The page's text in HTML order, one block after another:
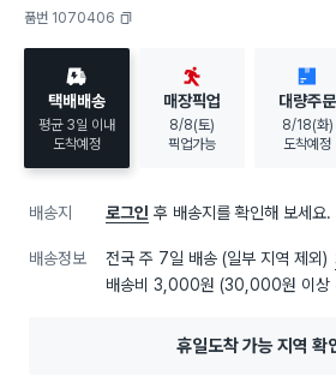
품번 1070406
택배배송
평균 3일 이내
도착예정
매장픽업
8/8(토)
픽업가능
대량주문
8/18(화)
도착예정
배송지 로그인 후 배송지를 확인해 보세요.
배송정보 전국 주 7일 배송 (일부 지역 제외)
배송비 3,000원 (30,000원 이상
휴일도착 가능 지역 확